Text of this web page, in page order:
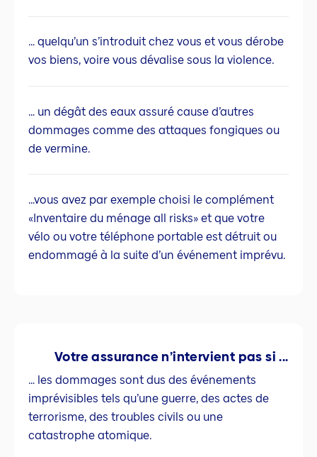
… quelqu’un s’introduit chez vous et vous dérobe
vos biens, voire vous dévalise sous la violence.
… un dégât des eaux assuré cause d’autres
dommages comme des attaques fongiques ou
de vermine.
…vous avez par exemple choisi le complément
«Inventaire du ménage all risks» et que votre
vélo ou votre téléphone portable est détruit ou
endommagé à la suite d’un événement imprévu.
Votre assurance n’intervient pas si ...
… les dommages sont dus des événements
imprévisibles tels qu’une guerre, des actes de
terrorisme, des troubles civils ou une
catastrophe atomique.